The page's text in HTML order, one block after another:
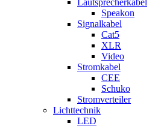
Lautsprecherkabel
Speakon
Signalkabel
Cat5
XLR
Video
Stromkabel
CEE
Schuko
Stromverteiler
Lichttechnik
LED